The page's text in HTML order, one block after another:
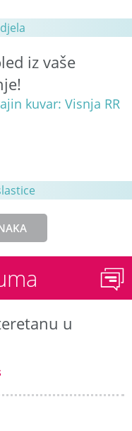
iz vaše
kuvar: Visnja RR
u